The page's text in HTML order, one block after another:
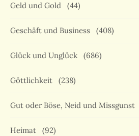
Geld und Gold (44)
Geschäft und Business (408)
Glück und Unglück (686)
Göttlichkeit (238)
Gut oder Böse, Neid und Missgunst
Heimat (92)